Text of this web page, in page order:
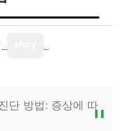
단 방법: 증상에 따